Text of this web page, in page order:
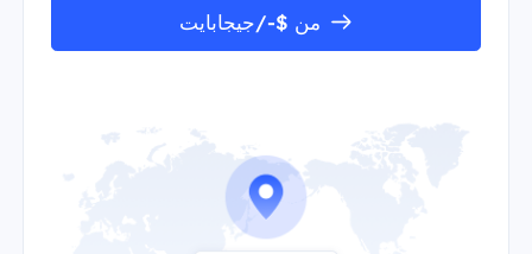
من $-/جيجابايت